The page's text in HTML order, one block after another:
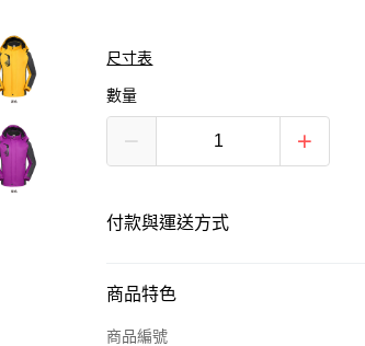
尺寸表
數量
付款與運送方式
付款方式
信用卡一次付款
商品特色
商品編號